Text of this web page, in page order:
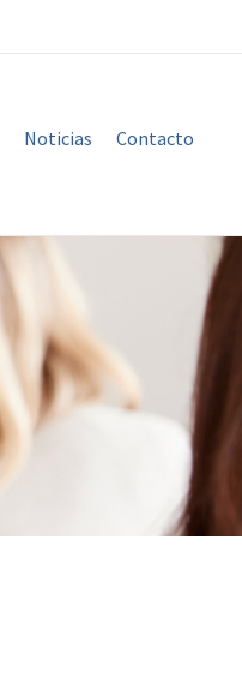
Noticias Contacto